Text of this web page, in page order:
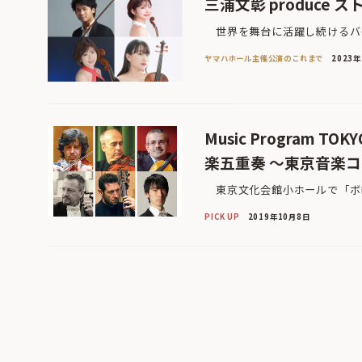
世界を舞台に活躍し続ける
ヤマハホール主催公演のこれまで 2023
Music Program
楽五重奏 〜東京音楽
東京文化会館小ホールで「
PICK UP 2019年10月8日